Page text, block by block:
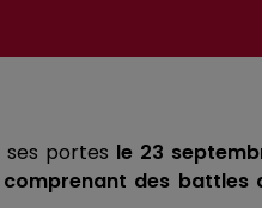
ses portes le 23
des